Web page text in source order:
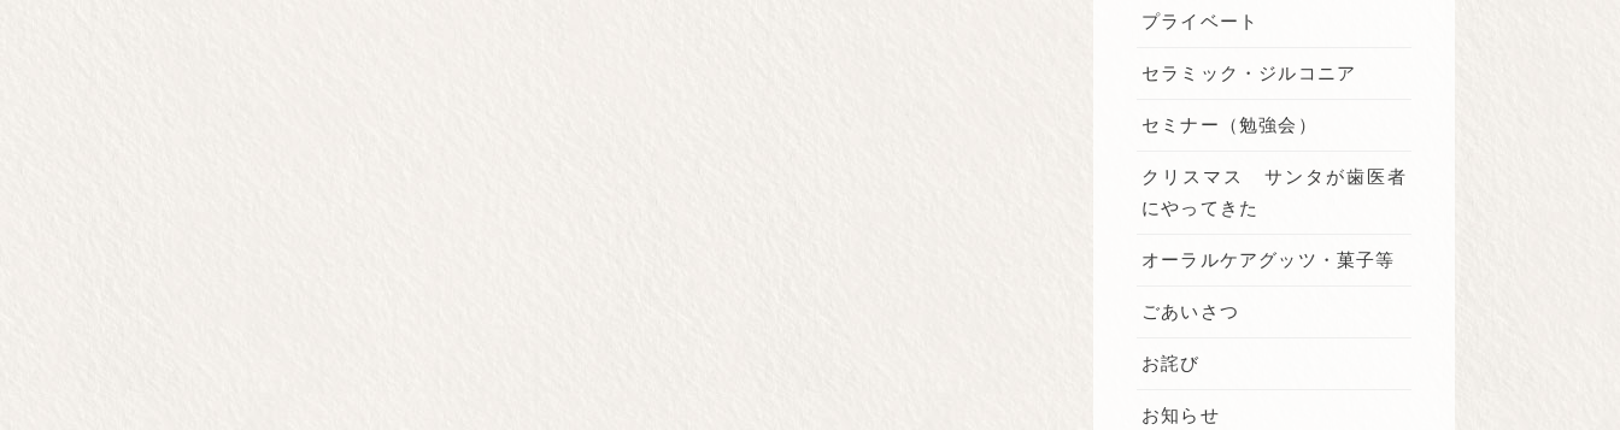
プライベート
セラミック・ジルコニア
セミナー（勉強会）
クリスマス サンタが歯医者
にやってきた
オーラルケアグッツ・菓子等
ごあいさつ
お詫び
お知らせ